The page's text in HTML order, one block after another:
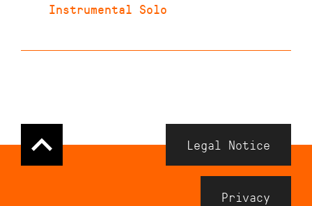
Instrumental Solo
Navigation
Meta
Footer
Legal Notice
Privacy